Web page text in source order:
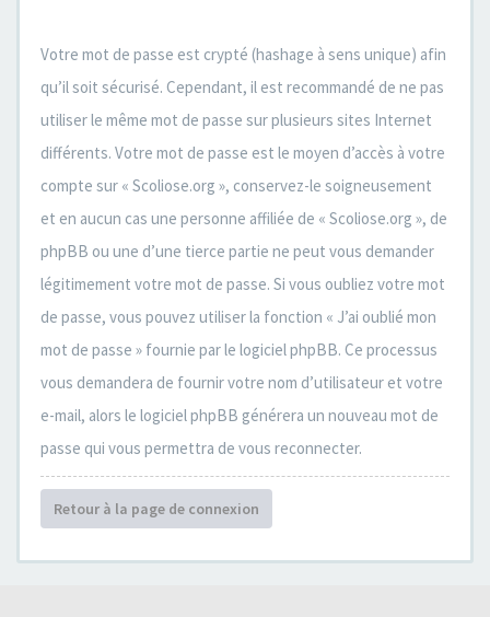
Votre mot de passe est crypté (hashage à sens unique) afin
qu’il soit sécurisé. Cependant, il est recommandé de ne pas
utiliser le même mot de passe sur plusieurs sites Internet
différents. Votre mot de passe est le moyen d’accès à votre
compte sur « Scoliose.org », conservez-le soigneusement
et en aucun cas une personne affiliée de « Scoliose.org », de
phpBB ou une d’une tierce partie ne peut vous demander
légitimement votre mot de passe. Si vous oubliez votre mot
de passe, vous pouvez utiliser la fonction « J’ai oublié mon
mot de passe » fournie par le logiciel phpBB. Ce processus
vous demandera de fournir votre nom d’utilisateur et votre
e-mail, alors le logiciel phpBB générera un nouveau mot de
passe qui vous permettra de vous reconnecter.
Retour à la page de connexion